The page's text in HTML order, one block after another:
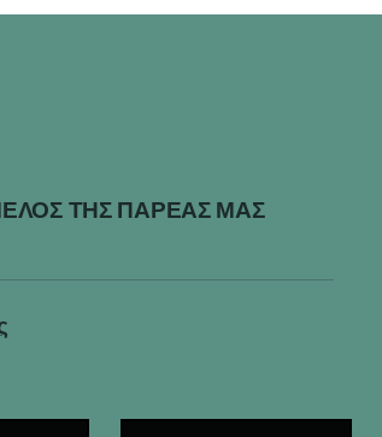
ΤΗΣ ΠΑΡΕΑΣ ΜΑΣ